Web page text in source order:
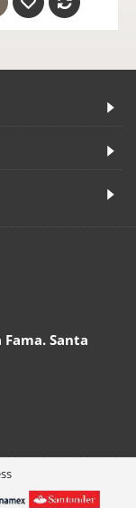
Santa